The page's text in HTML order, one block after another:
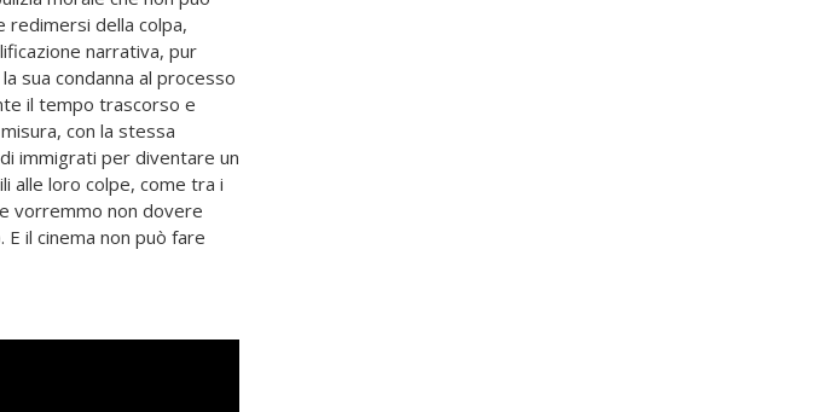
redimersi della colpa,
narrativa, pur
sua condanna al processo
il tempo trascorso e
con la stessa
immigrati per diventare un
alle loro colpe, come tra i
vorremmo non dovere
il cinema non può fare